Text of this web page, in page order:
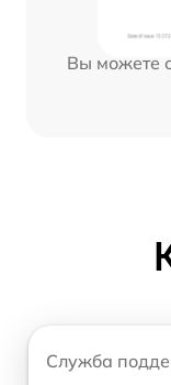
Вы можете
Служба